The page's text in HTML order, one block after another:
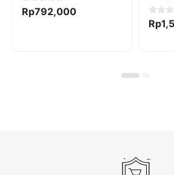
0
o
Rp792,000
0
o
Rp